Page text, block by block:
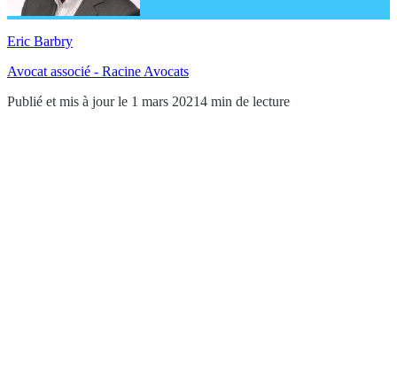
Eric Barbry
Avocat associé - Racine Avocats
Publié et mis à jour le 1 mars 20214 min de lecture